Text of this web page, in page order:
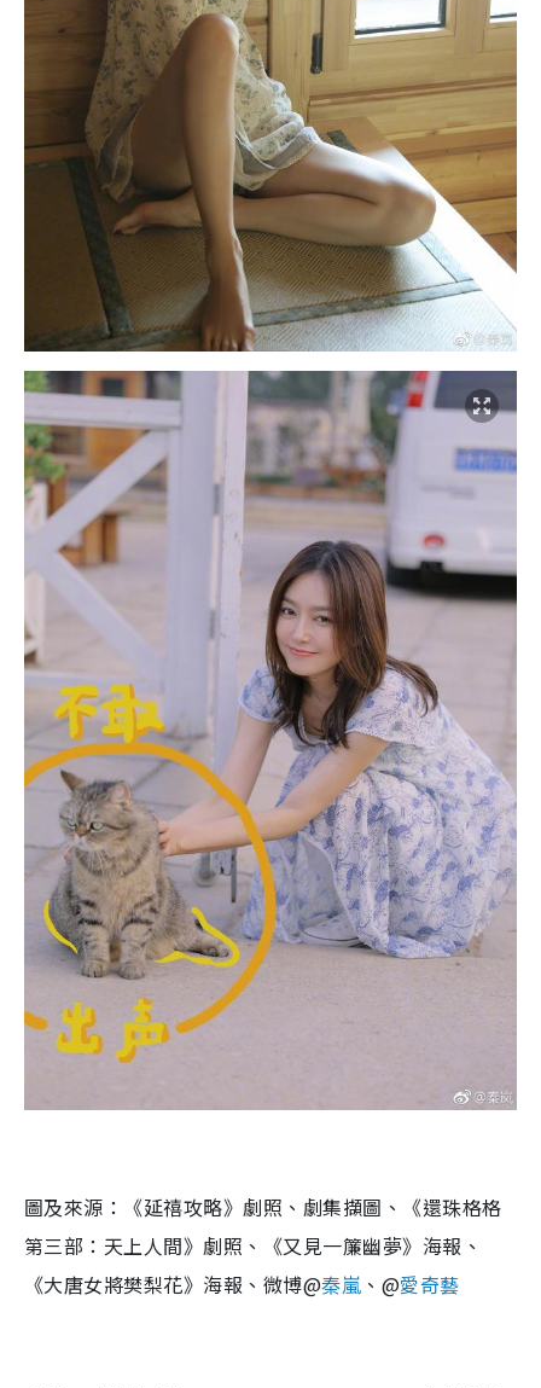
圖及來源：《延禧攻略》劇照、劇集擷圖、《還珠格格
第三部：天上人間》劇照、《又見一簾幽夢》海報、
《大唐女將樊梨花》海報、微博@秦嵐 、@愛奇藝